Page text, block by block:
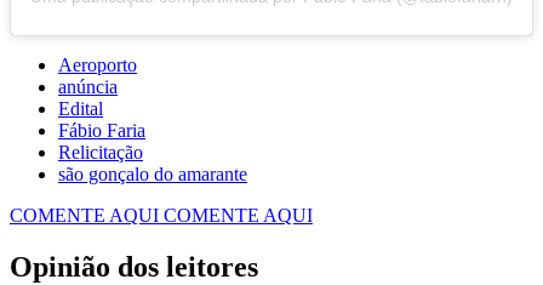
Aeroporto
anúncia
Edital
Fábio Faria
Relicitação
são gonçalo do amarante
COMENTE AQUI COMENTE AQUI
Opinião dos leitores